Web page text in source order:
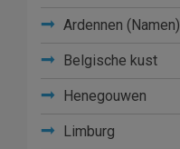
Ardennen (Namen)
Belgische kust
Henegouwen
Limburg